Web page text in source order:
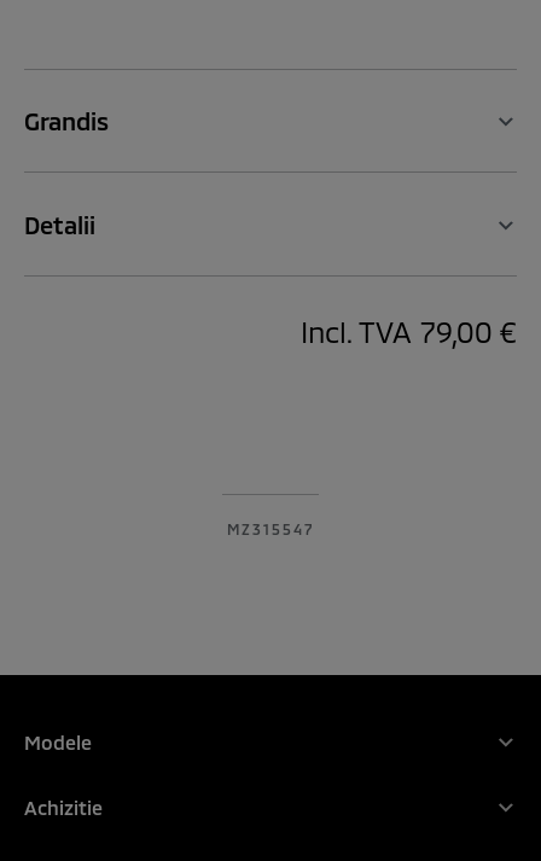
Grandis
Detalii
Incl. TVA 79,00 €
MZ315547
Modele
Achizitie